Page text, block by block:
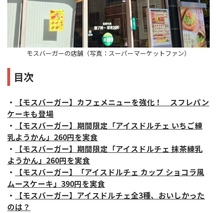
モスバーガーの店舗（写真：スーパーマーケットファン）
目次
・
【モスバーガー】カフェメニューを強化！ スフレパン
ケーキも登場
・
【モスバーガー】期間限定「アイスドルチェ いちご練
乳ようかん」260円を実食
・
【モスバーガー】期間限定「アイスドルチェ 抹茶練乳
ようかん」260円を実食
・
【モスバーガー】「アイスドルチェ カップ ショコラ風
ムースケーキ」390円を実食
・
【モスバーガー】アイスドルチェ全3種、おいしかった
のは？